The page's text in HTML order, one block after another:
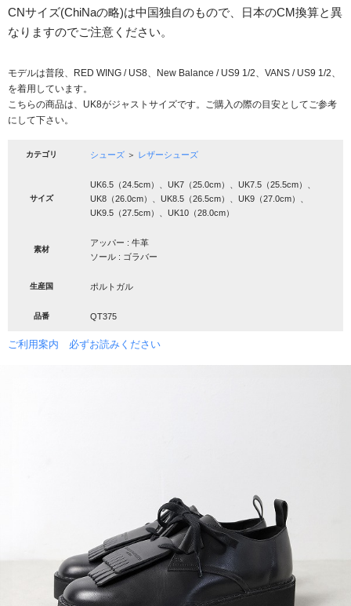
CNサイズ(ChiNaの略)は中国独自のもので、日本のCM換算と異
なりますのでご注意ください。
モデルは普段、RED WING / US8、New Balance / US9 1/2、VANS / US9 1/2、
を着用しています。
こちらの商品は、UK8がジャストサイズです。ご購入の際の目安としてご参考
にして下さい。
カテゴリ シューズ ＞ レザーシューズ
サイズ
UK6.5（24.5cm）、UK7（25.0cm）、UK7.5（25.5cm）、
UK8（26.0cm）、UK8.5（26.5cm）、UK9（27.0cm）、
UK9.5（27.5cm）、UK10（28.0cm）
素材
アッパー : 牛革
ソール : ゴラバー
生産国 ポルトガル
品番 QT375
ご利用案内 必ずお読みください